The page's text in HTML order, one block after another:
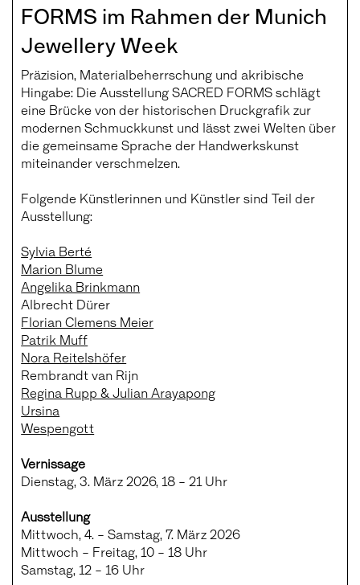
FORMS im Rahmen der Munich
Jewellery Week
Präzision, Materialbeherrschung und akribische
Hingabe: Die Ausstellung SACRED FORMS schlägt
eine Brücke von der historischen Druckgrafik zur
modernen Schmuckkunst und lässt zwei Welten über
die gemeinsame Sprache der Handwerkskunst
miteinander verschmelzen.
Folgende Künstlerinnen und Künstler sind Teil der
Ausstellung:
Sylvia Berté
Marion Blume
Angelika Brinkmann
Albrecht Dürer
Florian Clemens Meier
Patrik Muff
Nora Reitelshöfer
Rembrandt van Rijn
Regina Rupp & Julian Arayapong
Ursina
Wespengott
Vernissage
Dienstag, 3. März 2026, 18 – 21 Uhr
Ausstellung
Mittwoch, 4. – Samstag, 7. März 2026
Mittwoch – Freitag, 10 – 18 Uhr
Samstag, 12 – 16 Uhr